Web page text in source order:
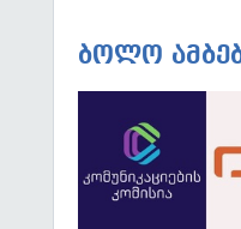
ბოლო